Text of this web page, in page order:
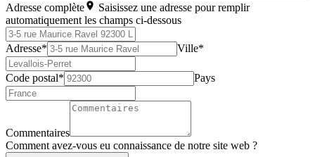
Adresse complète
Saisissez une adresse pour remplir
automatiquement les champs ci-dessous
Adresse* Ville*
Code postal* Pays
Commentaires
Comment avez-vous eu connaissance de notre site web ?